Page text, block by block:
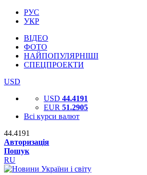
РУС
УКР
ВІДЕО
ФОТО
НАЙПОПУЛЯРНІШІ
СПЕЦПРОЕКТИ
USD
USD 44.4191
EUR 51.2905
Всі курси валют
44.4191
Авторизація
Пошук
RU